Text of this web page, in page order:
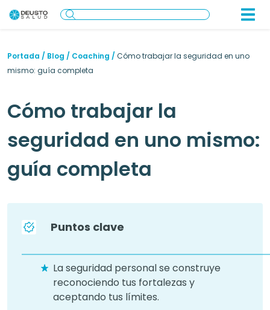
Portada / Blog / Coaching / Cómo trabajar la seguridad en uno
mismo: guía completa
Cómo trabajar la
seguridad en uno mismo:
guía completa
Puntos clave
La seguridad personal se construye
reconociendo tus fortalezas y
aceptando tus límites.